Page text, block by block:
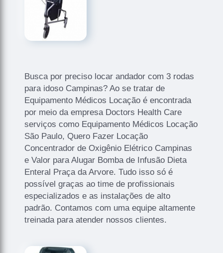
Busca por preciso locar andador com 3 rodas
para idoso Campinas? Ao se tratar de
Equipamento Médicos Locação é encontrada
por meio da empresa Doctors Health Care
serviços como Equipamento Médicos Locação
São Paulo, Quero Fazer Locação
Concentrador de Oxigênio Elétrico Campinas
e Valor para Alugar Bomba de Infusão Dieta
Enteral Praça da Arvore. Tudo isso só é
possível graças ao time de profissionais
especializados e as instalações de alto
padrão. Contamos com uma equipe altamente
treinada para atender nossos clientes.